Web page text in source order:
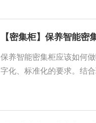
【密集柜】保养智能密
保养智能密集柜应该如何
字化、标准化的要求。结